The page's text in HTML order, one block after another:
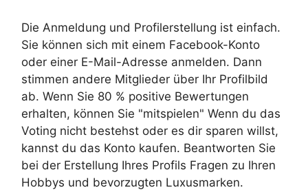
Die Anmeldung und Profilerstellung ist einfach.
Sie können sich mit einem Facebook-Konto
oder einer E-Mail-Adresse anmelden. Dann
stimmen andere Mitglieder über Ihr Profilbild
ab. Wenn Sie 80 % positive Bewertungen
erhalten, können Sie "mitspielen" Wenn du das
Voting nicht bestehst oder es dir sparen willst,
kannst du das Konto kaufen. Beantworten Sie
bei der Erstellung Ihres Profils Fragen zu Ihren
Hobbys und bevorzugten Luxusmarken.